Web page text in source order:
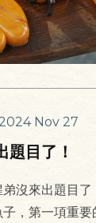
Nov 27
題目了！
沒來出題目了
，第一項重